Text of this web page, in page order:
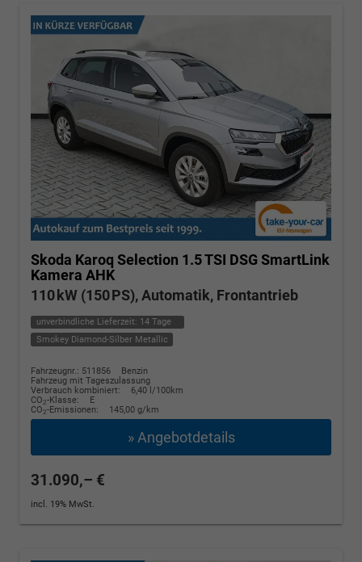
Skoda Karoq Selection 1.5 TSI DSG SmartLink
Kamera AHK
110 kW (150 PS), Automatik, Frontantrieb
unverbindliche Lieferzeit: 14 Tage
Smokey Diamond-Silber Metallic
Fahrzeugnr.: 511856
Benzin
Fahrzeug mit Tageszulassung
Verbrauch kombiniert:
6,40 l/100km
CO2-Klasse:
E
CO2-Emissionen: 145,00 g/km
» Angebotdetails
31.090,– €
incl. 19% MwSt.